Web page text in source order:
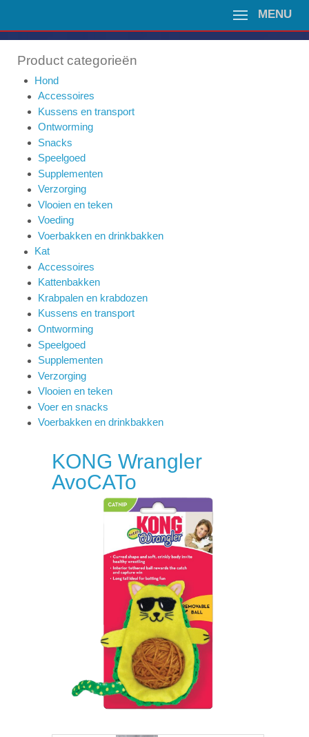
MENU
Product categorieën
Hond
Accessoires
Kussens en transport
Ontworming
Snacks
Speelgoed
Supplementen
Verzorging
Vlooien en teken
Voeding
Voerbakken en drinkbakken
Kat
Accessoires
Kattenbakken
Krabpalen en krabdozen
Kussens en transport
Ontworming
Speelgoed
Supplementen
Verzorging
Vlooien en teken
Voer en snacks
Voerbakken en drinkbakken
KONG Wrangler
AvoCATo